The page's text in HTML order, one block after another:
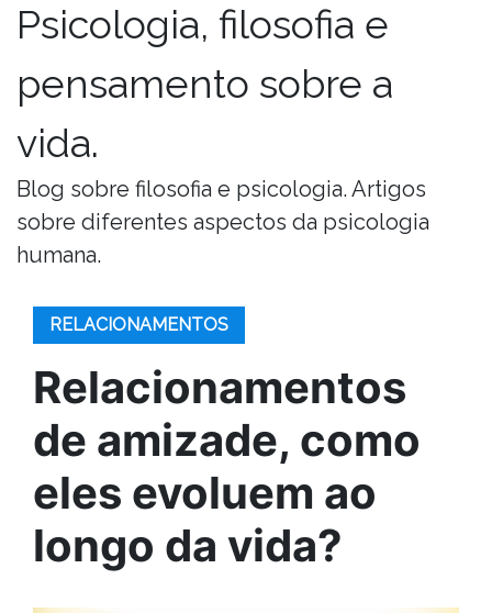
Psicologia, filosofia e
pensamento sobre a
vida.
Blog sobre filosofia e psicologia. Artigos
sobre diferentes aspectos da psicologia
humana.
RELACIONAMENTOS
Relacionamentos
de amizade, como
eles evoluem ao
longo da vida?